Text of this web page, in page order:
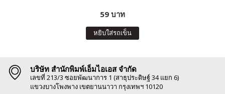
59 บาท
หยิบใส่รถเข็น
บริษัท สำนักพิมพ์เอ็มไอเอส จำกัด
เลขที่ 213/3 ซอยพัฒนาการ 1 (สาธุประดิษฐ์ 34 แยก 6)
แขวงบางโพงพาง เขตยานนาวา กรุงเทพฯ 10120